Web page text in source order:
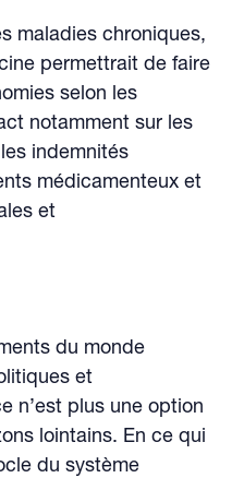
maladies chroniques,
permettrait de faire
selon les
notamment sur les
indemnités
médicamenteux et
et
du monde
et
n’est plus une option
lointains. En ce qui
du système